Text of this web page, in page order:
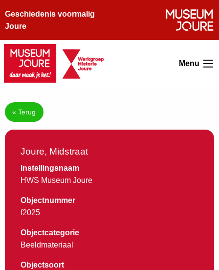
Geschiedenis voormalig
Joure
Menu
« Terug
Joure, Midstraat
Instellingsnaam
HWS Museum Joure
Objectnummer
f2025
Objectcategorie
Beeldmateriaal
Objectsoort